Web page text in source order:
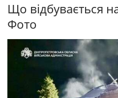
Що відбувається на
Фото